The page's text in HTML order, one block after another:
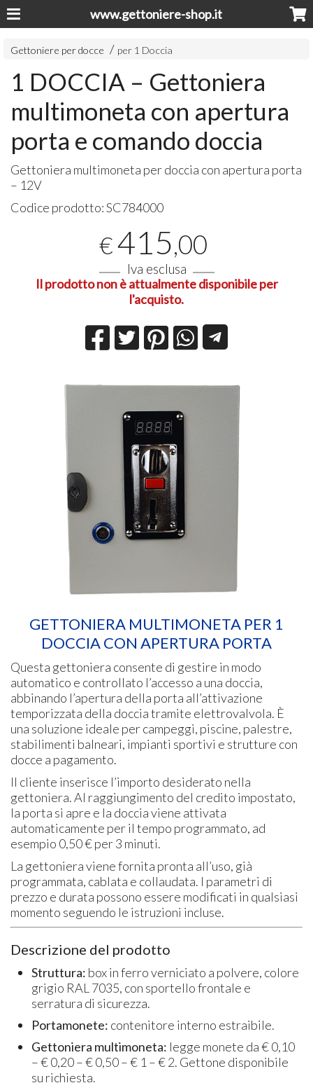
www.gettoniere-shop.it
Gettoniere per docce per 1 Doccia
1 DOCCIA – Gettoniera
multimoneta con apertura
porta e comando doccia
Gettoniera multimoneta per doccia con apertura porta
– 12V
Codice prodotto:SC784000
€415,00
Iva esclusa
Il prodotto non è attualmente disponibile per
l'acquisto.
GETTONIERA MULTIMONETA PER 1
DOCCIA CON APERTURA PORTA
Questa gettoniera consente di gestire in modo
automatico e controllato l’accesso a una doccia,
abbinando l’apertura della porta all’attivazione
temporizzata della doccia tramite elettrovalvola. È
una soluzione ideale per campeggi, piscine, palestre,
stabilimenti balneari, impianti sportivi e strutture con
docce a pagamento.
Il cliente inserisce l’importo desiderato nella
gettoniera. Al raggiungimento del credito impostato,
la porta si apre e la doccia viene attivata
automaticamente per il tempo programmato, ad
esempio 0,50 € per 3 minuti.
La gettoniera viene fornita pronta all’uso, già
programmata, cablata e collaudata. I parametri di
prezzo e durata possono essere modificati in qualsiasi
momento seguendo le istruzioni incluse.
Descrizione del prodotto
Struttura: box in ferro verniciato a polvere, colore
grigio RAL 7035, con sportello frontale e
serratura di sicurezza.
Portamonete: contenitore interno estraibile.
Gettoniera multimoneta: legge monete da € 0,10
– € 0,20 – € 0,50 – € 1 – € 2. Gettone disponibile
su richiesta.